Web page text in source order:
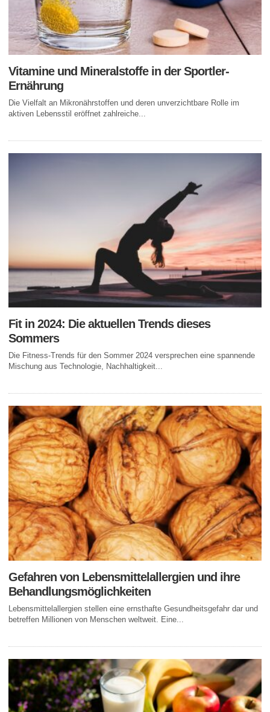
Vitamine und Mineralstoffe in der Sportler-
Ernährung
Die Vielfalt an Mikronährstoffen und deren unverzichtbare Rolle im
aktiven Lebensstil eröffnet zahlreiche...
Fit in 2024: Die aktuellen Trends dieses
Sommers
Die Fitness-Trends für den Sommer 2024 versprechen eine spannende
Mischung aus Technologie, Nachhaltigkeit...
Gefahren von Lebensmittelallergien und ihre
Behandlungsmöglichkeiten
Lebensmittelallergien stellen eine ernsthafte Gesundheitsgefahr dar und
betreffen Millionen von Menschen weltweit. Eine...